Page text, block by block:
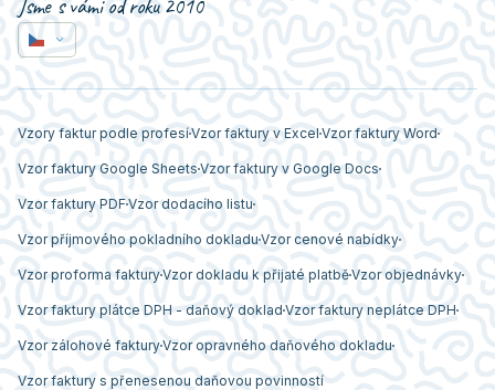
Jsme s vámi od roku 2010
Vzory faktur podle profesíVzor faktury v Excel Vzor faktury Word
Vzor faktury Google Sheets Vzor faktury v Google Docs
Vzor faktury PDFVzor dodacího listu
Vzor příjmového pokladního dokladu Vzor cenové nabídky
Vzor proforma fakturyVzor dokladu k přijaté platběVzor objednávky
Vzor faktury plátce DPH - daňový doklad Vzor faktury neplátce DPH
Vzor zálohové fakturyVzor opravného daňového dokladu
Vzor faktury s přenesenou daňovou povinností